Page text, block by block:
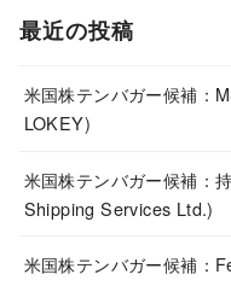
最近の投稿
米国株テンバガー候補：
LOKEY)
米国株テンバガー候補：
Shipping Services Ltd.)
米国株テンバガー候補：